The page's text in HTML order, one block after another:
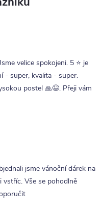
velice spokojeni. 5 ⭐ je
- super, kvalita - super.
postel 🙏😉. Přeji vám
jsme vánoční dárek na
vstříc. Vše se pohodlně